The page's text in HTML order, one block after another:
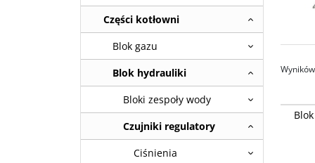
Blok
Genus
Części kotłowni
Blok gazu
Blok hydrauliki
Bloki zespoły wody
Czujniki regulatory
Ciśnienia